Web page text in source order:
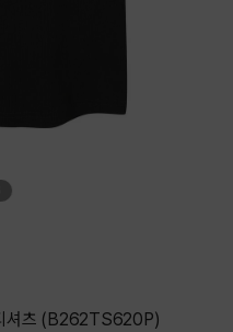
셔츠 (B262TS620P)